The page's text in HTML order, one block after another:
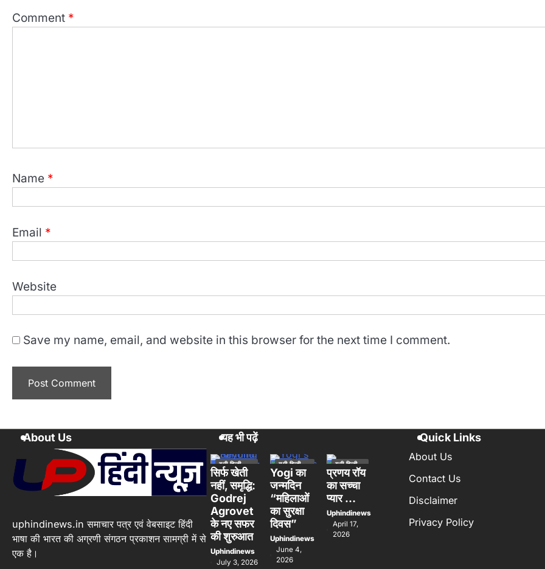
Comment *
Name *
Email *
Website
Save my name, email, and website in this browser for the next time I comment.
About Us
uphindinews.in समाचार पत्र एवं वेबसाइट हिंदी
भाषा की भारत की अग्रणी संगठन प्रकाशन सामग्री में से
एक है।
यह भी पढ़ें
यूपी हिन्दी
न्यूज स्पेशल
सिर्फ खेती
नहीं, समृद्धि:
Godrej
Agrovet
के नए सफर
की शुरुआत
Uphindinews
July 3, 2026
यूपी हिन्दी
न्यूज स्पेशल
लखनऊ
Yogi का
जन्मदिन
“महिलाओं
का सुरक्षा
दिवस”
Uphindinews
June 4,
2026
यूपी हिन्दी
न्यूज स्पेशल
प्रणय रॉय
का सच्चा
प्यार …
Uphindinews
April 17,
2026
Quick Links
About Us
Contact Us
Disclaimer
Privacy Policy